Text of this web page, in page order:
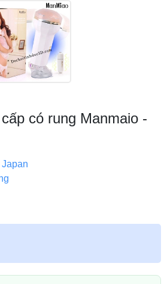
có rung Manmaio -
Japan